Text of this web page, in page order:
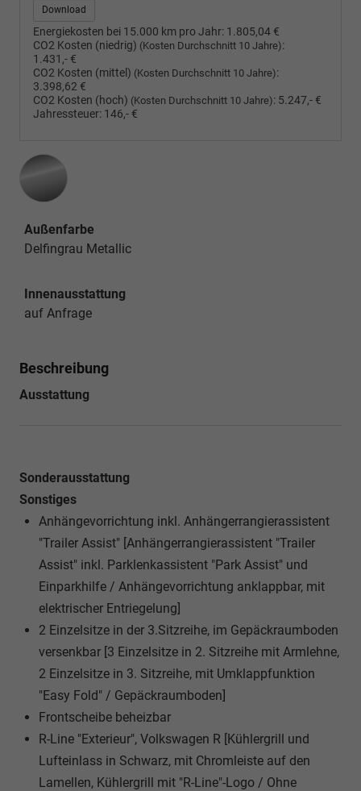
Download
Energiekosten bei 15.000 km pro Jahr: 1.805,04 €
CO2 Kosten (niedrig) (Kosten Durchschnitt 10 Jahre):
1.431,- €
CO2 Kosten (mittel) (Kosten Durchschnitt 10 Jahre):
3.398,62 €
CO2 Kosten (hoch) (Kosten Durchschnitt 10 Jahre): 5.247,- €
Jahressteuer: 146,- €
Außenfarbe
Delfingrau Metallic
Innenausstattung
auf Anfrage
Beschreibung
Ausstattung
Sonderausstattung
Sonstiges
Anhängevorrichtung inkl. Anhängerrangierassistent
"Trailer Assist" [Anhängerrangierassistent "Trailer
Assist" inkl. Parklenkassistent "Park Assist" und
Einparkhilfe / Anhängevorrichtung anklappbar, mit
elektrischer Entriegelung]
2 Einzelsitze in der 3.Sitzreihe, im Gepäckraumboden
versenkbar [3 Einzelsitze in 2. Sitzreihe mit Armlehne,
2 Einzelsitze in 3. Sitzreihe, mit Umklappfunktion
"Easy Fold" / Gepäckraumboden]
Frontscheibe beheizbar
R-Line "Exterieur", Volkswagen R [Kühlergrill und
Lufteinlass in Schwarz, mit Chromleiste auf den
Lamellen, Kühlergrill mit "R-Line"-Logo / Ohne